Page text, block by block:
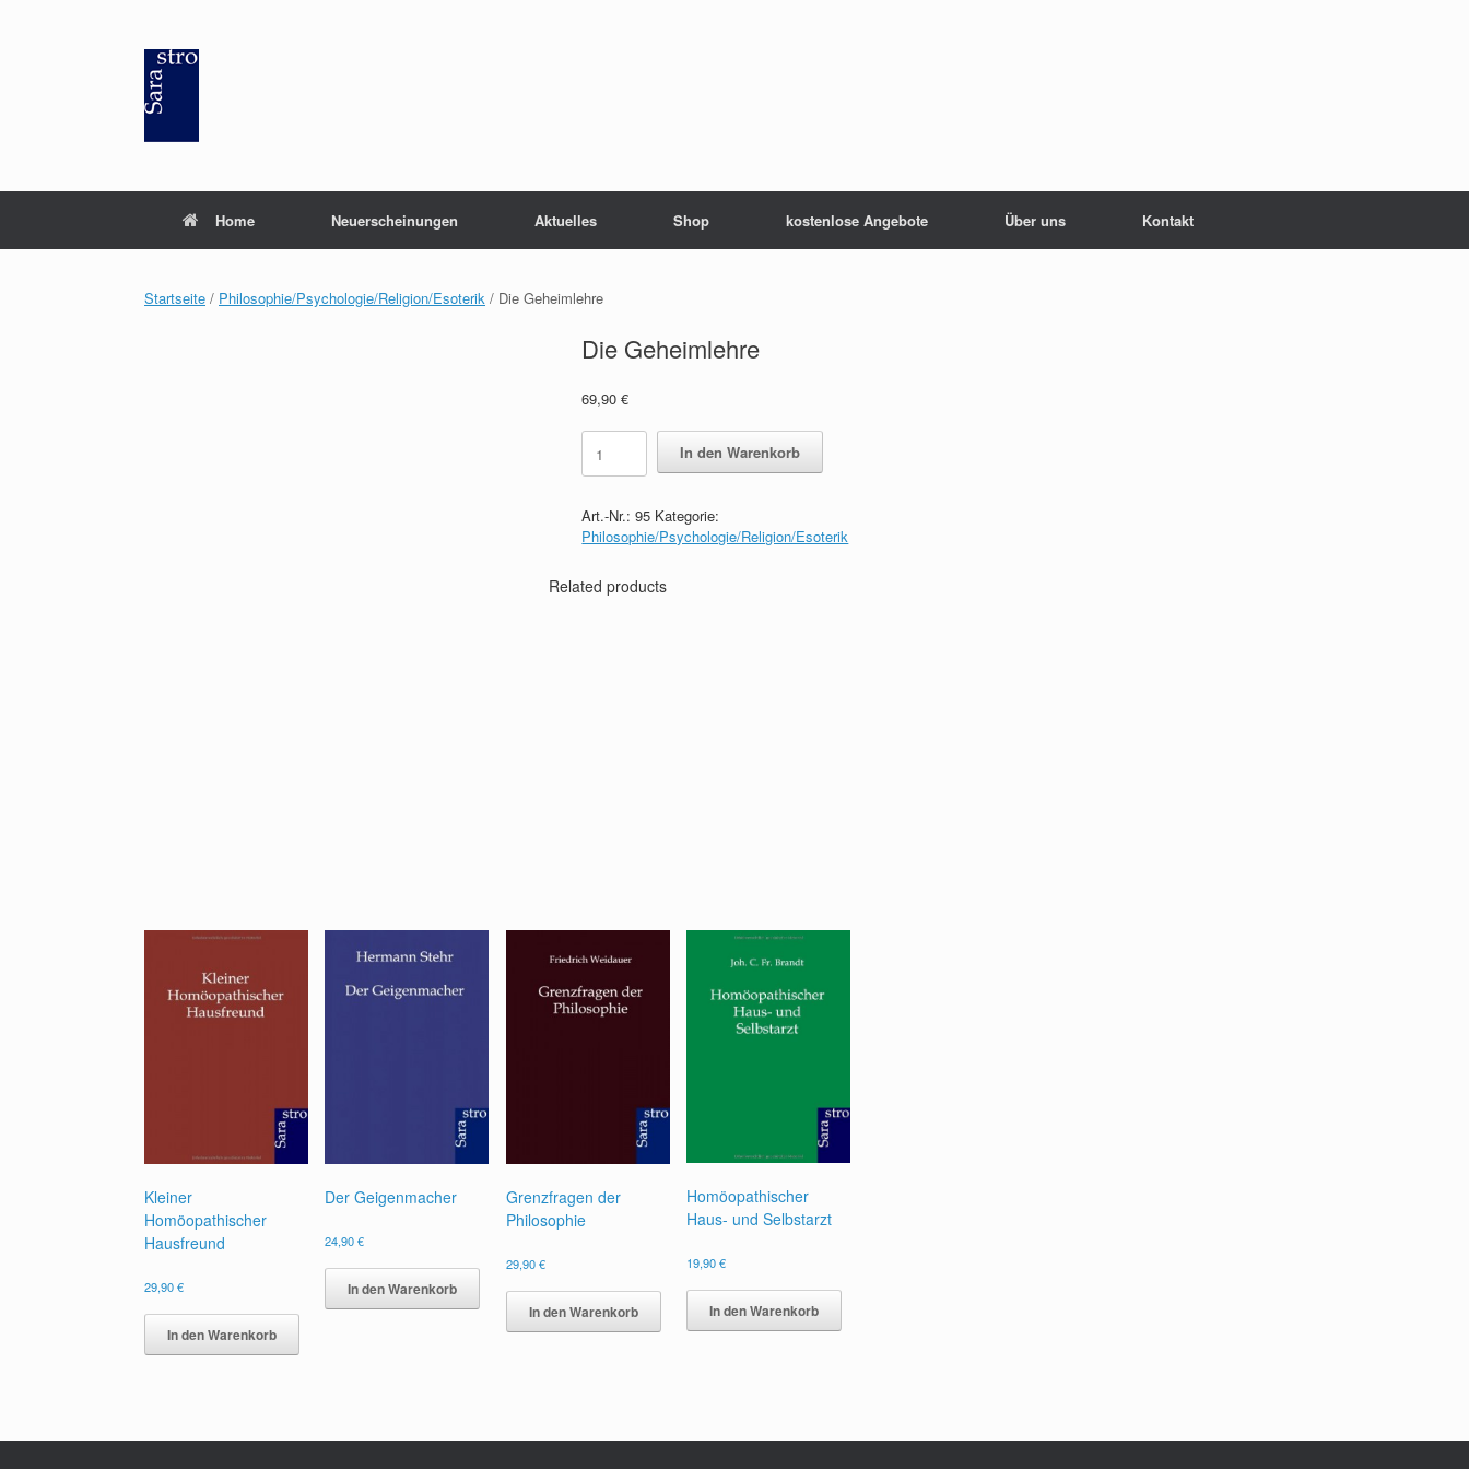
Home Neuerscheinungen Aktuelles Shop kostenlose Angebote Über uns Kontakt
Startseite / Philosophie/Psychologie/Religion/Esoterik / Die Geheimlehre
Die Geheimlehre
69,90€
Die
Geheimlehre
quantity
In den Warenkorb
Art.-Nr.:95 Kategorie:
Philosophie/Psychologie/Religion/Esoterik
Related products
Kleiner
Homöopathischer
Hausfreund
29,90€
In den Warenkorb
Der Geigenmacher
24,90€
In den Warenkorb
Grenzfragen der
Philosophie
29,90€
In den Warenkorb
Homöopathischer
Haus- und Selbstarzt
19,90€
In den Warenkorb